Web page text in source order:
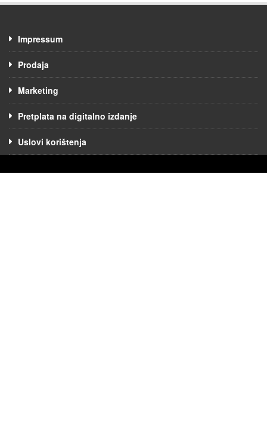
Impressum
Prodaja
Marketing
Pretplata na digitalno izdanje
Uslovi korištenja